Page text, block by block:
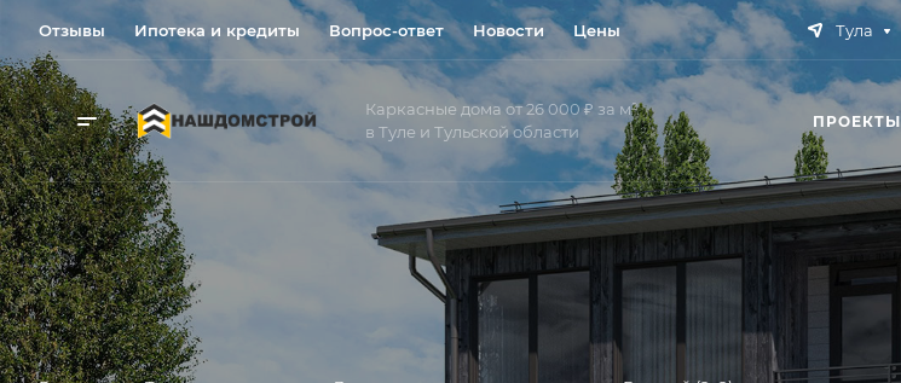
Отзывы Ипотека и кредиты Вопрос-ответ Новости Цены Тула
Каркасные дома от 26 000 ₽ за м²
в Туле и Тульской области
ПРОЕКТЫ